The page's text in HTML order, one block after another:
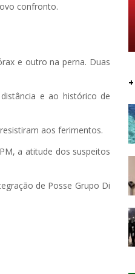
confronto.
e outro na perna. Duas
e ao histórico de
aos ferimentos.
a atitude dos suspeitos
de Posse Grupo Di